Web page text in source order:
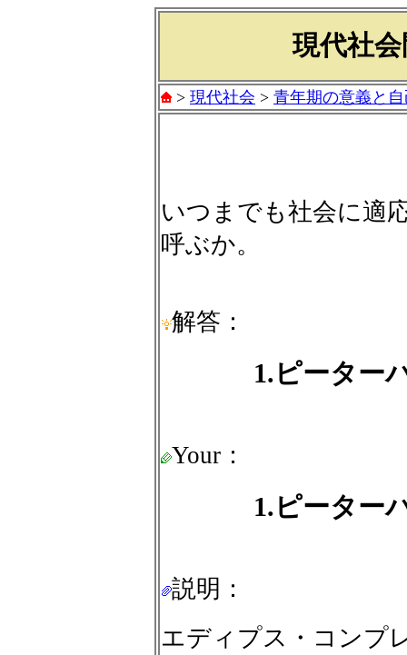
現代社会
> 現代社会 > 青年期の意義と
いつまでも社会に適
呼ぶか。
解答：
1.ピーター
Your：
1.ピーター
説明：
エディプス・コンプ